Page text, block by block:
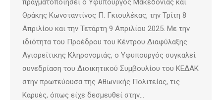
πραγματοποιήσει ο Υφυπουργός Μακεδονίας και
Θράκης Κωνσταντίνος Π. Γκιουλέκας, την Τρίτη 8
Απριλίου και την Τετάρτη 9 Απριλίου 2025. Με την
ιδιότητα του Προέδρου του Κέντρου Διαφύλαξης
Αγιορείτικης Κληρονομιάς, ο Υφυπουργός συγκαλεί
συνεδρίαση του Διοικητικού Συμβουλίου του ΚΕΔΑΚ
στην πρωτεύουσα της Αθωνικής Πολιτείας, τις
Καρυές, όπως είχε δεσμευθεί στην…